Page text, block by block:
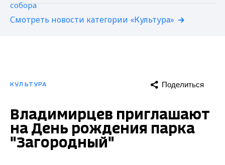
Смотреть новости категории «Культура»
КУЛЬТУРА Поделиться
Владимирцев приглашают
на День рождения парка
"Загородный"